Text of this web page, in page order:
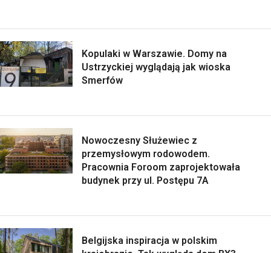
Kopulaki w Warszawie. Domy na
Ustrzyckiej wyglądają jak wioska
Smerfów
Nowoczesny Służewiec z
przemysłowym rodowodem.
Pracownia Foroom zaprojektowała
budynek przy ul. Postępu 7A
Belgijska inspiracja w polskim